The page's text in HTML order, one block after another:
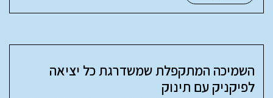
השמיכה המתקפלת שמשדרגת כל יציאה
לפיקניק עם תינוק